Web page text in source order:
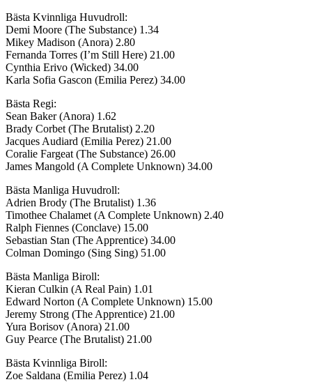
Bästa Kvinnliga Huvudroll:
Demi Moore (The Substance) 1.34
Mikey Madison (Anora) 2.80
Fernanda Torres (I’m Still Here) 21.00
Cynthia Erivo (Wicked) 34.00
Karla Sofia Gascon (Emilia Perez) 34.00
Bästa Regi:
Sean Baker (Anora) 1.62
Brady Corbet (The Brutalist) 2.20
Jacques Audiard (Emilia Perez) 21.00
Coralie Fargeat (The Substance) 26.00
James Mangold (A Complete Unknown) 34.00
Bästa Manliga Huvudroll:
Adrien Brody (The Brutalist) 1.36
Timothee Chalamet (A Complete Unknown) 2.40
Ralph Fiennes (Conclave) 15.00
Sebastian Stan (The Apprentice) 34.00
Colman Domingo (Sing Sing) 51.00
Bästa Manliga Biroll:
Kieran Culkin (A Real Pain) 1.01
Edward Norton (A Complete Unknown) 15.00
Jeremy Strong (The Apprentice) 21.00
Yura Borisov (Anora) 21.00
Guy Pearce (The Brutalist) 21.00
Bästa Kvinnliga Biroll:
Zoe Saldana (Emilia Perez) 1.04